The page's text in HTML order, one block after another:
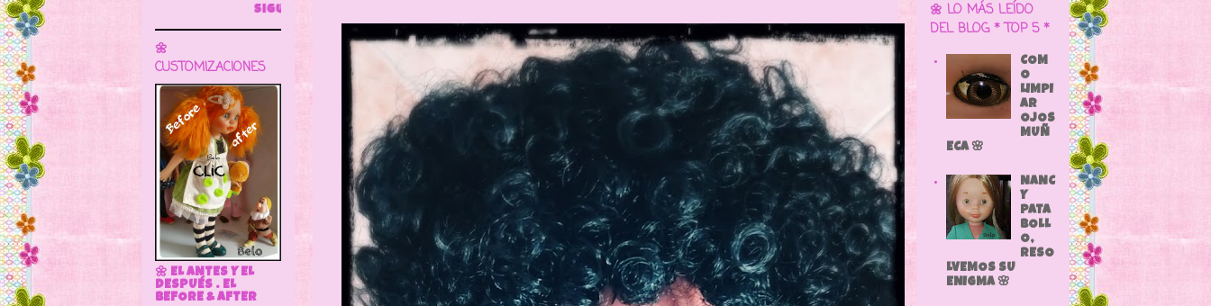
Sigue este blog para más información
🌼
CUSTOMIZACIONES
🌼 EL ANTES Y EL
DESPUÉS . EL
BEFORE & AFTER
🌼 LO MÁS LEÍDO
DEL BLOG * TOP 5 *
COM
O
LIMPI
AR
OJOS
MUÑ
ECA 🌸
NANC
Y
PATA
BOLL
O,
RESO
LVEMOS SU
ENIGMA 🌸